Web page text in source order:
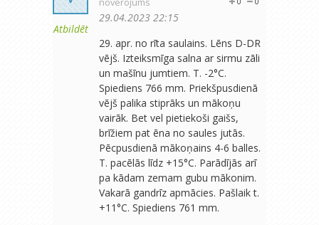
Atbildēt
29.04.2023 22:15
29. apr. no rīta saulains. Lēns D-DR
vējš. Izteiksmīga salna ar sirmu zāli
un mašīnu jumtiem. T. -2°C.
Spiediens 766 mm. Priekšpusdienā
vējš palika stiprāks un mākoņu
vairāk. Bet vel pietiekoši gaišs,
brīžiem pat ēna no saules jutās.
Pēcpusdienā mākoņains 4-6 balles.
T. pacēlās līdz +15°C. Parādījās arī
pa kādam zemam gubu mākonim.
Vakarā gandrīz apmācies. Pašlaik t.
+11°C. Spiediens 761 mm.